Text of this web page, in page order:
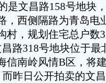
是文昌路158号地块
，西侧隔路为青岛电
村，规划住宅总户数
路318号地块位于最
信南岭风情B区，将
昨日公开拍卖的文